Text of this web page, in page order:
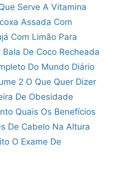
Serve A Vitamina
Assada Com
Com Limão Para
Bala De Coco Recheada
Do Mundo Diário
2 O Que Quer Dizer
De Obesidade
Quais Os Benefícios
De Cabelo Na Altura
O Exame De